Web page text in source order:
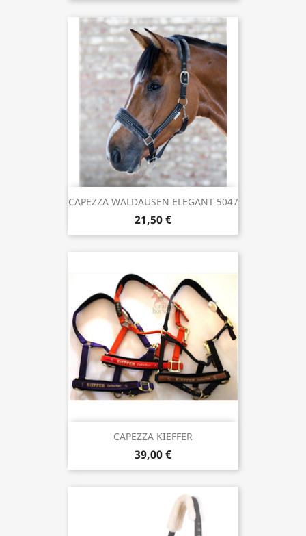
CAPEZZA WALDAUSEN ELEGANT 5047
21,50 €
CAPEZZA KIEFFER
39,00 €